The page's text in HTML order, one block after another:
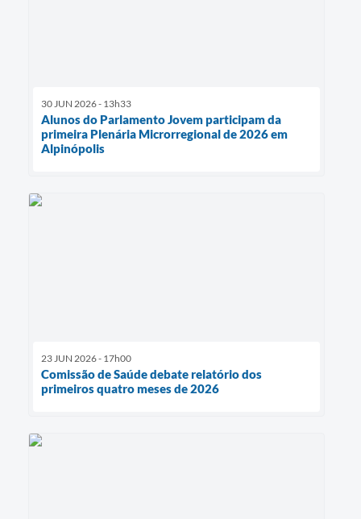
30 JUN 2026 - 13h33
Alunos do Parlamento Jovem participam da
primeira Plenária Microrregional de 2026 em
Alpinópolis
23 JUN 2026 - 17h00
Comissão de Saúde debate relatório dos
primeiros quatro meses de 2026